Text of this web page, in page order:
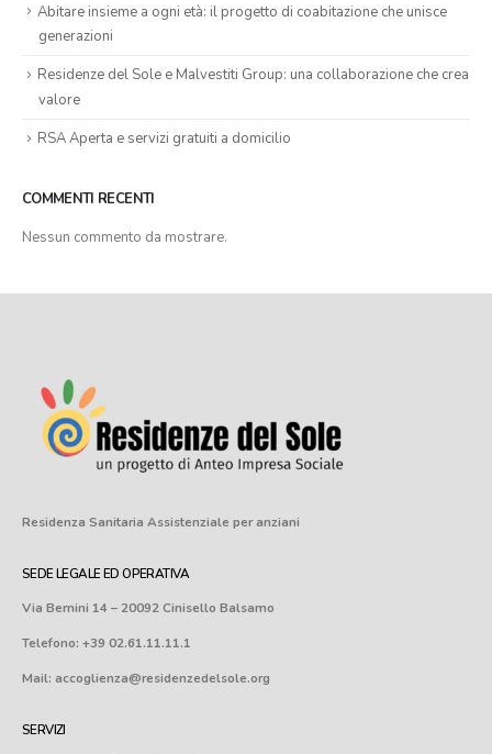
Abitare insieme a ogni età: il progetto di coabitazione che unisce
generazioni
Residenze del Sole e Malvestiti Group: una collaborazione che crea
valore
RSA Aperta e servizi gratuiti a domicilio
COMMENTI RECENTI
Nessun commento da mostrare.
Residenza Sanitaria Assistenziale per anziani
SEDE LEGALE ED OPERATIVA
Via Bernini 14 – 20092 Cinisello Balsamo
Telefono: +39 02.61.11.11.1
Mail: accoglienza@residenzedelsole.org
SERVIZI